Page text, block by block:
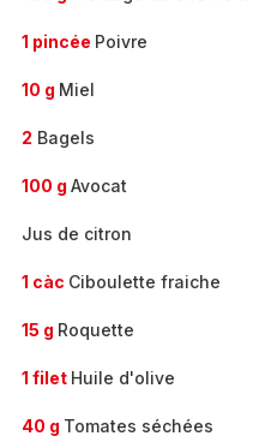
1 pincée Poivre
10 g Miel
2 Bagels
100 g Avocat
Jus de citron
1 càc Ciboulette fraiche
15 g Roquette
1 filet Huile d'olive
40 g Tomates séchées